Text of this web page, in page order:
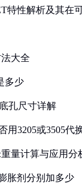
特性解析及其在
大全
多少
孔尺寸详解
用3205或3505代
量计算与应用分
胀剂分别加多少